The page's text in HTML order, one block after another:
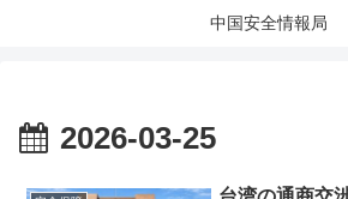
中国安全情報局
2026-03-25